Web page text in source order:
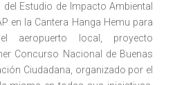
Estudio de Impacto Ambiental
en la Cantera Hanga Hemu para
aeropuerto local, proyecto
Concurso Nacional de Buenas
Ciudadana, organizado por el